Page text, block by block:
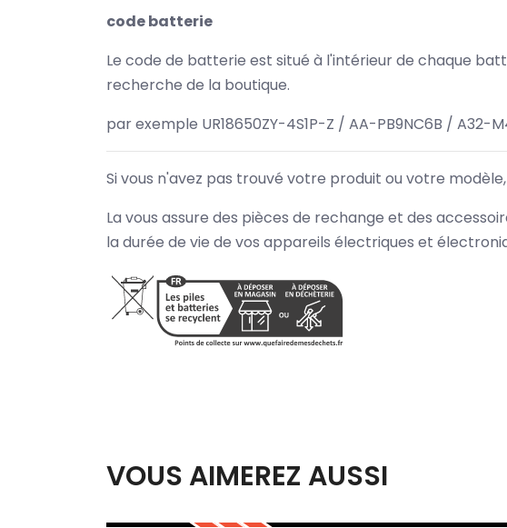
code batterie
Le code de batterie est situé à l'intérieur de chaque
recherche de la boutique.
par exemple UR18650ZY-4S1P-Z / AA-PB9NC6B / A32-
Si vous n'avez pas trouvé votre produit ou votre
La vous assure des pièces de rechange et des
la durée de vie de vos appareils électriques et
VOUS AIMEREZ AUSSI